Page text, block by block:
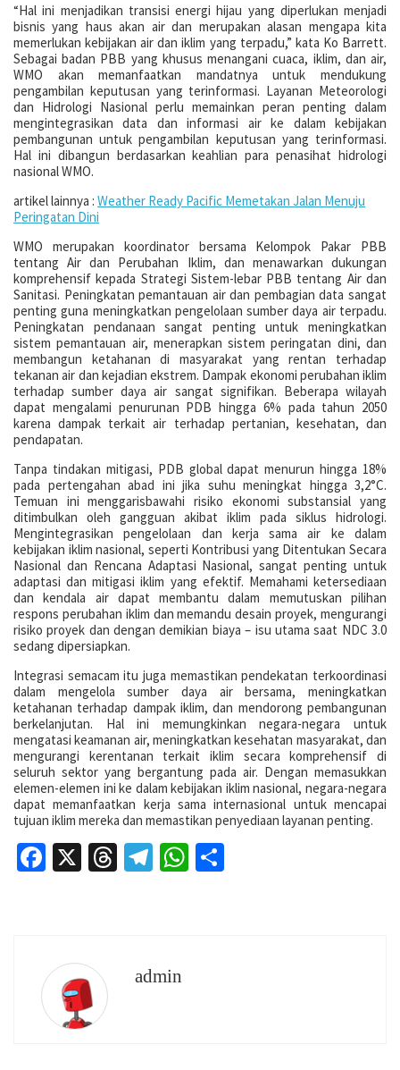
“Hal ini menjadikan transisi energi hijau yang diperlukan menjadi
bisnis yang haus akan air dan merupakan alasan mengapa kita
memerlukan kebijakan air dan iklim yang terpadu,” kata Ko Barrett.
Sebagai badan PBB yang khusus menangani cuaca, iklim, dan air,
WMO akan memanfaatkan mandatnya untuk mendukung
pengambilan keputusan yang terinformasi. Layanan Meteorologi
dan Hidrologi Nasional perlu memainkan peran penting dalam
mengintegrasikan data dan informasi air ke dalam kebijakan
pembangunan untuk pengambilan keputusan yang terinformasi.
Hal ini dibangun berdasarkan keahlian para penasihat hidrologi
nasional WMO.
artikel lainnya : Weather Ready Pacific Memetakan Jalan Menuju
Peringatan Dini
WMO merupakan koordinator bersama Kelompok Pakar PBB
tentang Air dan Perubahan Iklim, dan menawarkan dukungan
komprehensif kepada Strategi Sistem-lebar PBB tentang Air dan
Sanitasi. Peningkatan pemantauan air dan pembagian data sangat
penting guna meningkatkan pengelolaan sumber daya air terpadu.
Peningkatan pendanaan sangat penting untuk meningkatkan
sistem pemantauan air, menerapkan sistem peringatan dini, dan
membangun ketahanan di masyarakat yang rentan terhadap
tekanan air dan kejadian ekstrem. Dampak ekonomi perubahan iklim
terhadap sumber daya air sangat signifikan. Beberapa wilayah
dapat mengalami penurunan PDB hingga 6% pada tahun 2050
karena dampak terkait air terhadap pertanian, kesehatan, dan
pendapatan.
Tanpa tindakan mitigasi, PDB global dapat menurun hingga 18%
pada pertengahan abad ini jika suhu meningkat hingga 3,2°C.
Temuan ini menggarisbawahi risiko ekonomi substansial yang
ditimbulkan oleh gangguan akibat iklim pada siklus hidrologi.
Mengintegrasikan pengelolaan dan kerja sama air ke dalam
kebijakan iklim nasional, seperti Kontribusi yang Ditentukan Secara
Nasional dan Rencana Adaptasi Nasional, sangat penting untuk
adaptasi dan mitigasi iklim yang efektif. Memahami ketersediaan
dan kendala air dapat membantu dalam memutuskan pilihan
respons perubahan iklim dan memandu desain proyek, mengurangi
risiko proyek dan dengan demikian biaya – isu utama saat NDC 3.0
sedang dipersiapkan.
Integrasi semacam itu juga memastikan pendekatan terkoordinasi
dalam mengelola sumber daya air bersama, meningkatkan
ketahanan terhadap dampak iklim, dan mendorong pembangunan
berkelanjutan. Hal ini memungkinkan negara-negara untuk
mengatasi keamanan air, meningkatkan kesehatan masyarakat, dan
mengurangi kerentanan terkait iklim secara komprehensif di
seluruh sektor yang bergantung pada air. Dengan memasukkan
elemen-elemen ini ke dalam kebijakan iklim nasional, negara-negara
dapat memanfaatkan kerja sama internasional untuk mencapai
tujuan iklim mereka dan memastikan penyediaan layanan penting.
Facebook
X Threads
Telegram
WhatsApp
admin